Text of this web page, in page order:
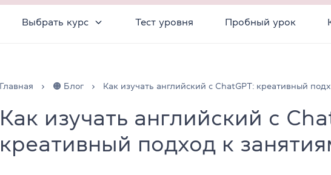
Выбрать курс Тест уровня Пробный урок
Главная 🟠 Блог Как изучать английский с ChatGPT: креативный
Как изучать английский с
креативный подход к